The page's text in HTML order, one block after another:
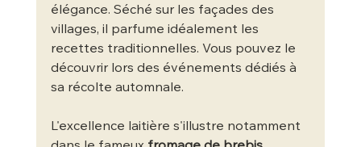
élégance. Séché sur les façades des
villages, il parfume idéalement les
recettes traditionnelles. Vous pouvez le
découvrir lors des événements dédiés à
sa récolte automnale.
L'excellence laitière s'illustre notamment